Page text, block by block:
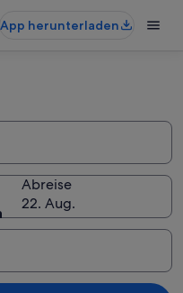
App herunterladen
Abreise
22. Aug.